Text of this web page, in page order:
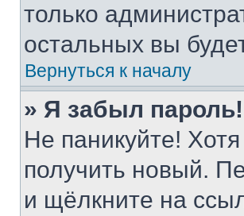
только
остальных вы
Вернуться к началу
» Я забыл пароль!
Не паникуйте!
получить новый.
и щёлкните на